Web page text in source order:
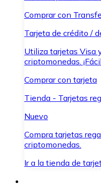
Comprar con
Tarjeta de crédito /
Utiliza tarjetas Visa
criptomonedas.
Comprar con tarjeta
Tienda - Tarjetas
Nuevo
Compra tarjetas
criptomonedas.
Ir a la tienda de